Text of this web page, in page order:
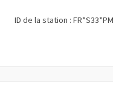
ID de la station :